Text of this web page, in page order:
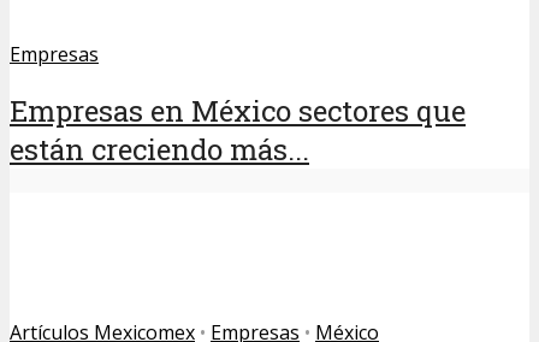
Empresas
Empresas en México sectores que
están creciendo más...
Artículos Mexicomex • Empresas • México